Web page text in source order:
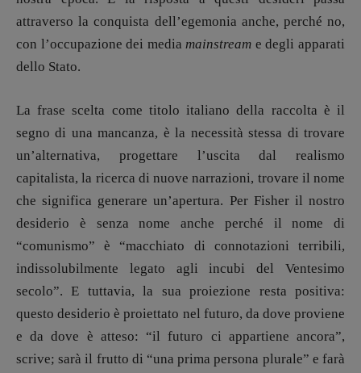
attraverso la conquista dell’egemonia anche, perché no,
con l’occupazione dei mediamainstream e degli apparati
dello Stato.
La frase scelta come titolo italiano della raccolta è il
segno di una mancanza, è la necessità stessa di trovare
un’alternativa, progettare l’uscita dal realismo
capitalista, la ricerca di nuove narrazioni, trovare il nome
che significa generare un’apertura. Per Fisher il nostro
desiderio è senza nome anche perché il nome di
“comunismo” è “macchiato di connotazioni terribili,
indissolubilmente legato agli incubi del Ventesimo
secolo”. E tuttavia, la sua proiezione resta positiva:
questo desiderio è proiettato nel futuro, da dove proviene
e da dove è atteso: “il futuro ci appartiene ancora”,
scrive; sarà il frutto di “una prima persona plurale” e farà